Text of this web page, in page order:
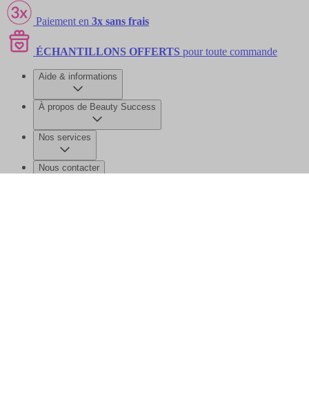
Paiement en 3x sans frais
ÉCHANTILLONS OFFERTS pour toute commande
Aide & informations
À propos de Beauty Success
Nos services
Nous contacter